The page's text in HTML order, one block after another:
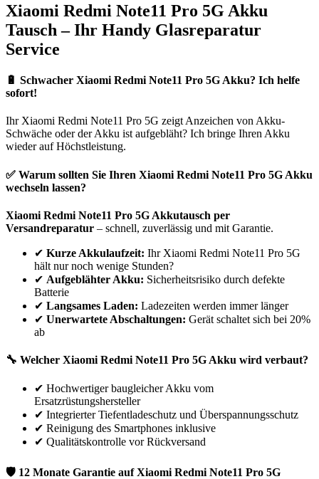
Xiaomi Redmi Note11 Pro 5G Akku
Tausch – Ihr Handy Glasreparatur
Service
🔋 Schwacher Xiaomi Redmi Note11 Pro 5G Akku? Ich helfe
sofort!
Ihr Xiaomi Redmi Note11 Pro 5G zeigt Anzeichen von Akku-
Schwäche oder der Akku ist aufgebläht? Ich bringe Ihren Akku
wieder auf Höchstleistung.
✅ Warum sollten Sie Ihren Xiaomi Redmi Note11 Pro 5G Akku
wechseln lassen?
Xiaomi Redmi Note11 Pro 5G Akkutausch per
Versandreparatur – schnell, zuverlässig und mit Garantie.
✔ Kurze Akkulaufzeit: Ihr Xiaomi Redmi Note11 Pro 5G
hält nur noch wenige Stunden?
✔ Aufgeblähter Akku: Sicherheitsrisiko durch defekte
Batterie
✔ Langsames Laden: Ladezeiten werden immer länger
✔ Unerwartete Abschaltungen: Gerät schaltet sich bei 20%
ab
🔧 Welcher Xiaomi Redmi Note11 Pro 5G Akku wird verbaut?
✔ Hochwertiger baugleicher Akku vom
Ersatzrüstungshersteller
✔ Integrierter Tiefentladeschutz und Überspannungsschutz
✔ Reinigung des Smartphones inklusive
✔ Qualitätskontrolle vor Rückversand
🛡 12 Monate Garantie aufXiaomi Redmi Note11 Pro 5G